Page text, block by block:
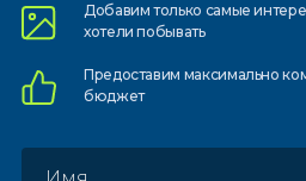
Добавим только самые
хотели побывать
Предоставим максимально
бюджет